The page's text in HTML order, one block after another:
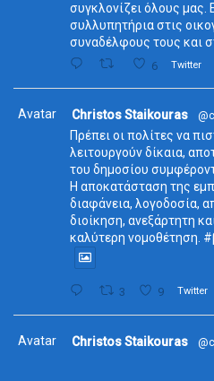
συγκλονίζει όλους μας.
συλλυπητήρια στις
συναδέλφους τους και
6 Twitter
Avatar Christos Staikouras
Πρέπει οι πολίτες να
λειτουργούν δίκαια,
του δημοσίου
Η αποκατάσταση της
διαφάνεια, λογοδοσία,
διοίκηση, ανεξάρτητη
καλύτερη νομοθέτηση.
3 9 Twitter
Avatar Christos Staikouras